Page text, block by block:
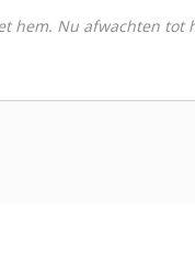
hem. Nu afwachten